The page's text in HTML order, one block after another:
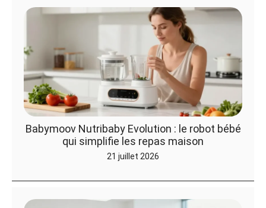
Babymoov Nutribaby Evolution : le robot bébé
qui simplifie les repas maison
21 juillet 2026